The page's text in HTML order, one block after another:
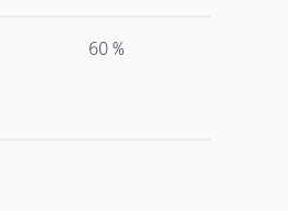
60 %